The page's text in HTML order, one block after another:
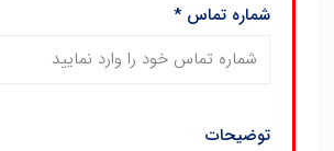
شماره تماس*
توضیحات